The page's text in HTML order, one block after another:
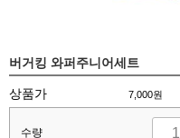
버거킹 와퍼주니어세트
상품가 7,000원
수량